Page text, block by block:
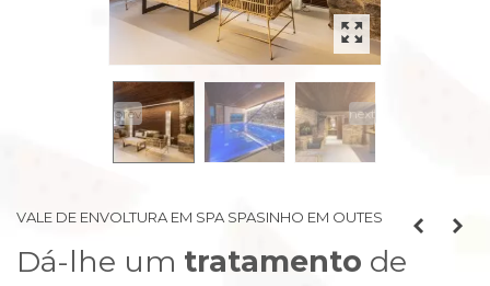
prev next
VALE DE ENVOLTURA EM SPA SPASINHO EM OUTES
Dá-lhe um tratamento de